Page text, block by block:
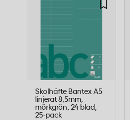
Skolhäfte Bantex A5
linjerat 8,5mm,
mörkgrön, 24 blad,
25-pack